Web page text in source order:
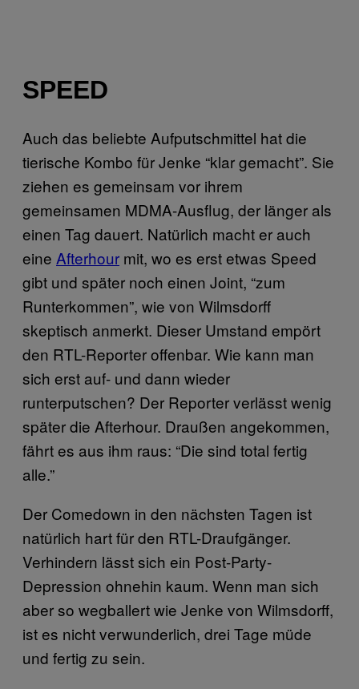
SPEED
Auch das beliebte Aufputschmittel hat die
tierische Kombo für Jenke “klar gemacht”. Sie
ziehen es gemeinsam vor ihrem
gemeinsamen MDMA-Ausflug, der länger als
einen Tag dauert. Natürlich macht er auch
eine Afterhour mit, wo es erst etwas Speed
gibt und später noch einen Joint, “zum
Runterkommen”, wie von Wilmsdorff
skeptisch anmerkt. Dieser Umstand empört
den RTL-Reporter offenbar. Wie kann man
sich erst auf- und dann wieder
runterputschen? Der Reporter verlässt wenig
später die Afterhour. Draußen angekommen,
fährt es aus ihm raus: “Die sind total fertig
alle.”
Der Comedown in den nächsten Tagen ist
natürlich hart für den RTL-Draufgänger.
Verhindern lässt sich ein Post-Party-
Depression ohnehin kaum. Wenn man sich
aber so wegballert wie Jenke von Wilmsdorff,
ist es nicht verwunderlich, drei Tage müde
und fertig zu sein.